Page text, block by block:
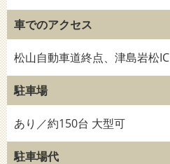
車でのアクセス
松山自動車道終点、津島岩松IC
駐車場
あり／約150台 大型可
駐車場代